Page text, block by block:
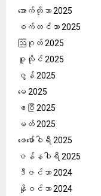
အောက်တိုဘာ 2025
စက်တင်ဘာ 2025
ဩဂုတ် 2025
ဇူလိုင် 2025
ဇွန် 2025
မေ 2025
ဧပြီ 2025
မတ် 2025
ဖေ‌ဖော်ဝါရီ 2025
ဇန်နဝါရီ 2025
ဒီဇင်ဘာ 2024
နိုဝင်ဘာ 2024